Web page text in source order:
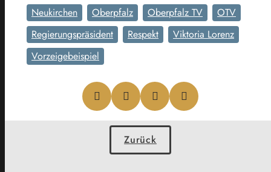
Neukirchen
Oberpfalz Oberpfalz TV
OTV
Regierungspräsident
Respekt
Viktoria Lorenz
Vorzeigebeispiel
Zurück